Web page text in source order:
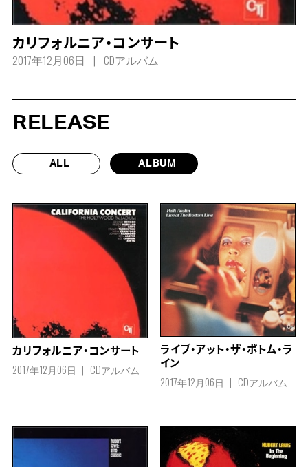
カリフォルニア・コンサート
2017年12月06日 CDアルバム
RELEASE
ALL ALBUM
カリフォルニア・コンサート
2017年12月06日 CDアルバム
ライブ・アット・ザ・ボトム・ラ
イン
2017年12月06日 CDアルバム